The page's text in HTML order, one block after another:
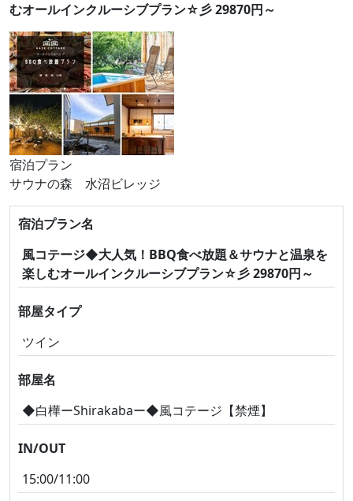
むオールインクルーシブプラン☆彡 29870円～
宿泊プラン
サウナの森 水沼ビレッジ
宿泊プラン名
風コテージ◆大人気！BBQ食べ放題＆サウナと温泉を
楽しむオールインクルーシブプラン☆彡 29870円～
部屋タイプ
ツイン
部屋名
◆白樺ーShirakabaー◆風コテージ【禁煙】
IN/OUT
15:00/11:00